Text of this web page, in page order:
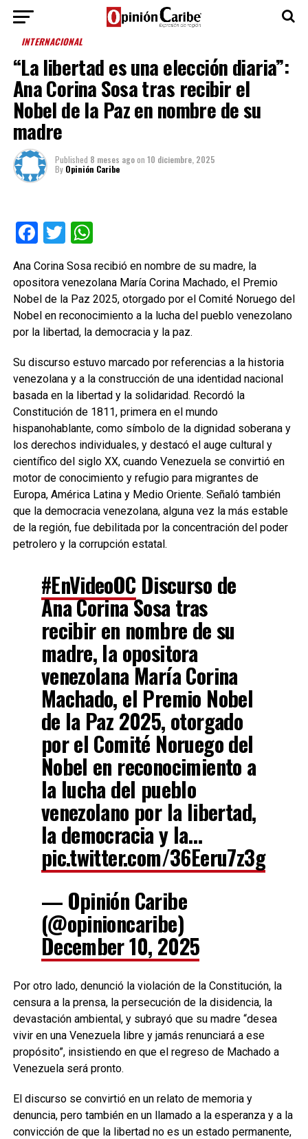
INTERNACIONAL
“La libertad es una elección diaria”:
Ana Corina Sosa tras recibir el
Nobel de la Paz en nombre de su
madre
Published 8 meses agoon 10 diciembre, 2025
By Opinión Caribe
Facebook
TwitterWhatsApp
Ana Corina Sosa recibió en nombre de su madre, la
opositora venezolana María Corina Machado, el Premio
Nobel de la Paz 2025, otorgado por el Comité Noruego del
Nobel en reconocimiento a la lucha del pueblo venezolano
por la libertad, la democracia y la paz.
Su discurso estuvo marcado por referencias a la historia
venezolana y a la construcción de una identidad nacional
basada en la libertad y la solidaridad. Recordó la
Constitución de 1811, primera en el mundo
hispanohablante, como símbolo de la dignidad soberana y
los derechos individuales, y destacó el auge cultural y
científico del siglo XX, cuando Venezuela se convirtió en
motor de conocimiento y refugio para migrantes de
Europa, América Latina y Medio Oriente. Señaló también
que la democracia venezolana, alguna vez la más estable
de la región, fue debilitada por la concentración del poder
petrolero y la corrupción estatal.
#EnVideoOC Discurso de
Ana Corina Sosa tras
recibir en nombre de su
madre, la opositora
venezolana María Corina
Machado, el Premio Nobel
de la Paz 2025, otorgado
por el Comité Noruego del
Nobel en reconocimiento a
la lucha del pueblo
venezolano por la libertad,
la democracia y la…
pic.twitter.com/36Eeru7z3g
— Opinión Caribe
(@opinioncaribe)
December 10, 2025
Por otro lado, denunció la violación de la Constitución, la
censura a la prensa, la persecución de la disidencia, la
devastación ambiental, y subrayó que su madre “desea
vivir en una Venezuela libre y jamás renunciará a ese
propósito”, insistiendo en que el regreso de Machado a
Venezuela será pronto.
El discurso se convirtió en un relato de memoria y
denuncia, pero también en un llamado a la esperanza y a la
convicción de que la libertad no es un estado permanente,